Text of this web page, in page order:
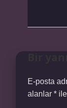
E-posta
alanlar *